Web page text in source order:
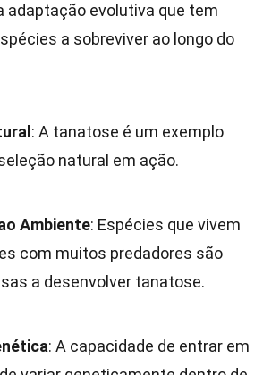
adaptação evolutiva que tem
a sobreviver ao longo do
: A tanatose é um exemplo
natural em ação.
Ambiente: Espécies que vivem
com muitos predadores são
a desenvolver tanatose.
: A capacidade de entrar em